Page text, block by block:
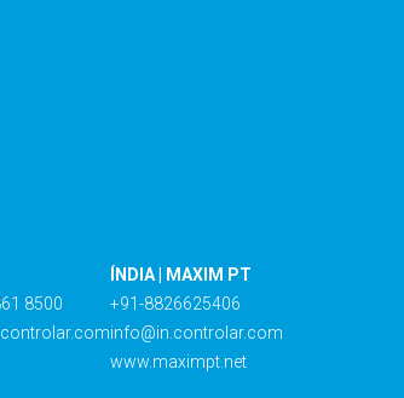
8500
ÍNDIA | MAXIM PT
+91-8826625406
info@in.controlar.com
www.maximpt.net